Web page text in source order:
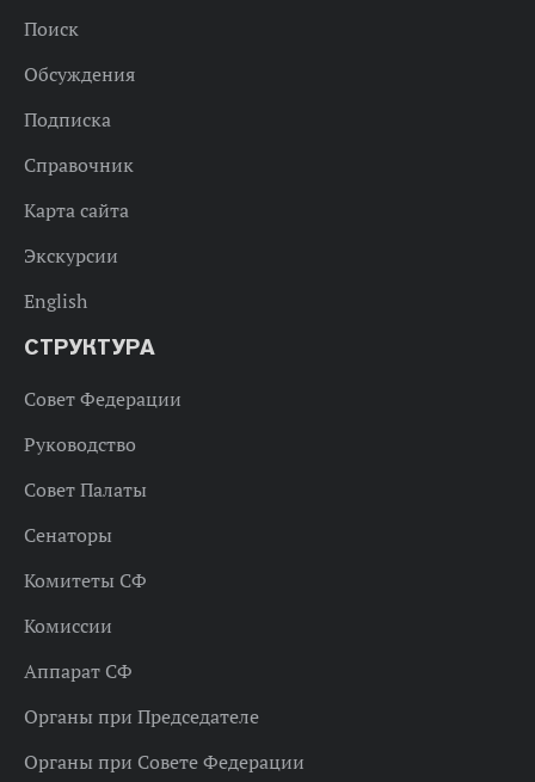
Поиск
Обсуждения
Подписка
Справочник
Карта сайта
Экскурсии
English
СТРУКТУРА
Совет Федерации
Руководство
Совет Палаты
Сенаторы
Комитеты СФ
Комиссии
Аппарат СФ
Органы при Председателе
Органы при Совете Федерации